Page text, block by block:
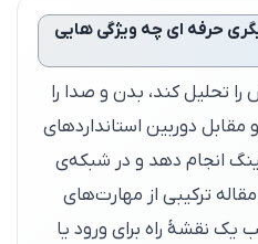
حرفه ای چه ویژگی‌ هایی
تحلیل کند، بدن و صدا را
مقابل دوربین استانداردهای
انجام دهد و در شبکه‌ی
ترکیبی از مهارت‌های
یک نقشهٔ راه برای ورود یا